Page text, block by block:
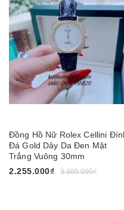
Đồng Hồ Nữ Rolex Cellini
Đá Gold Dây Da Đen Mặt
Trắng Vuông 30mm
2.255.000₫
3.300.000₫